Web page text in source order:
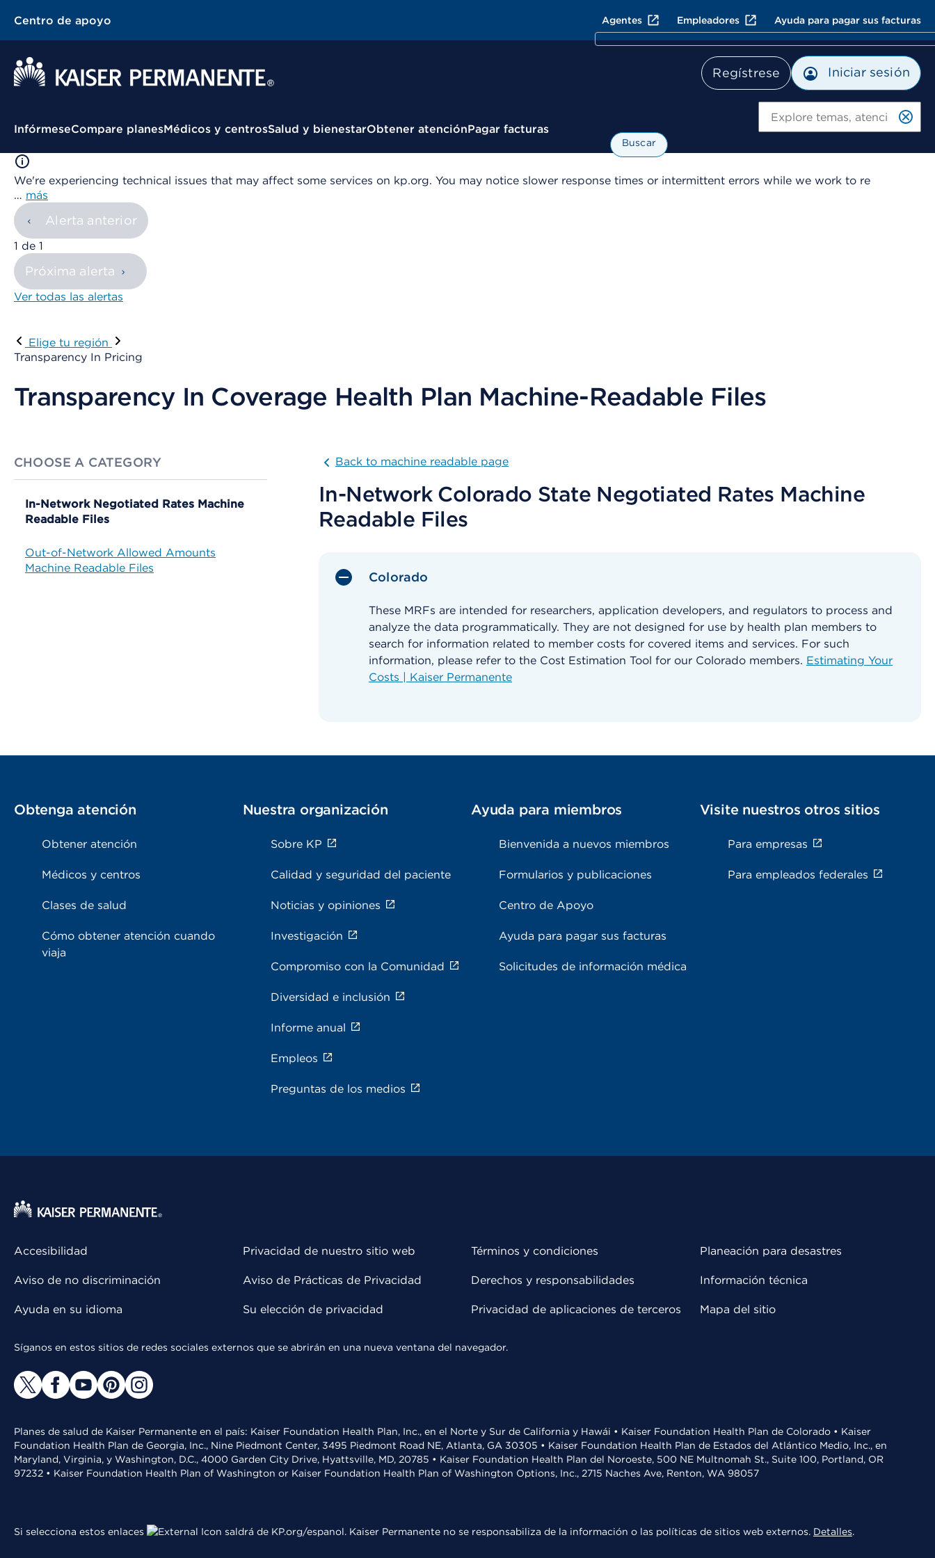
Centro de apoyo Agentes Empleadores Ayuda para pagar sus facturas
Regístrese Iniciar sesión
Menú contextual
InfórmeseCompare planesMédicos y centrosSalud y bienestarObtener atenciónPagar facturas
Buscar
We're experiencing technical issues that may affect some services on kp.org. You may notice slower response times or intermittent errors while we work to re
… más
Alerta anterior
mostrando
1 de 1
Próxima alerta
Ver todas las alertas
Elige tu región
Transparency In Pricing
Transparency In Coverage Health Plan Machine-Readable Files
CHOOSE A CATEGORY
In-Network Negotiated Rates Machine
Readable Files
Out-of-Network Allowed Amounts
Machine Readable Files
Back to machine readable page
In-Network Colorado State Negotiated Rates Machine
Readable Files
Colorado
These MRFs are intended for researchers, application developers, and regulators to process and
analyze the data programmatically. They are not designed for use by health plan members to
search for information related to member costs for covered items and services. For such
information, please refer to the Cost Estimation Tool for our Colorado members. Estimating Your
Costs | Kaiser Permanente
Obtenga atención
Obtener atención
Médicos y centros
Clases de salud
Cómo obtener atención cuando
viaja
Nuestra organización
Sobre KP
Calidad y seguridad del paciente
Noticias y opiniones
Investigación
Compromiso con la Comunidad
Diversidad e inclusión
Informe anual
Empleos
Preguntas de los medios
Ayuda para miembros
Bienvenida a nuevos miembros
Formularios y publicaciones
Centro de Apoyo
Ayuda para pagar sus facturas
Solicitudes de información médica
Visite nuestros otros sitios
Para empresas
Para empleados federales
Accesibilidad
Aviso de no discriminación
Ayuda en su idioma
Privacidad de nuestro sitio web
Aviso de Prácticas de Privacidad
Su elección de privacidad
Términos y condiciones
Derechos y responsabilidades
Privacidad de aplicaciones de terceros
Planeación para desastres
Información técnica
Mapa del sitio
Síganos en estos sitios de redes sociales externos que se abrirán en una nueva ventana del navegador.
Planes de salud de Kaiser Permanente en el país: Kaiser Foundation Health Plan, Inc., en el Norte y Sur de California y Hawái • Kaiser Foundation Health Plan de Colorado • Kaiser
Foundation Health Plan de Georgia, Inc., Nine Piedmont Center, 3495 Piedmont Road NE, Atlanta, GA 30305 • Kaiser Foundation Health Plan de Estados del Atlántico Medio, Inc., en
Maryland, Virginia, y Washington, D.C., 4000 Garden City Drive, Hyattsville, MD, 20785 • Kaiser Foundation Health Plan del Noroeste, 500 NE Multnomah St., Suite 100, Portland, OR
97232 • Kaiser Foundation Health Plan of Washington or Kaiser Foundation Health Plan of Washington Options, Inc., 2715 Naches Ave, Renton, WA 98057
Si selecciona estos enlaces saldrá de KP.org/espanol. Kaiser Permanente no se responsabiliza de la información o las políticas de sitios web externos. Detalles.